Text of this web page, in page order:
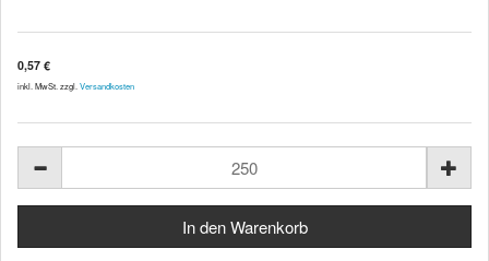
0,57 €
inkl. MwSt. zzgl. Versandkosten